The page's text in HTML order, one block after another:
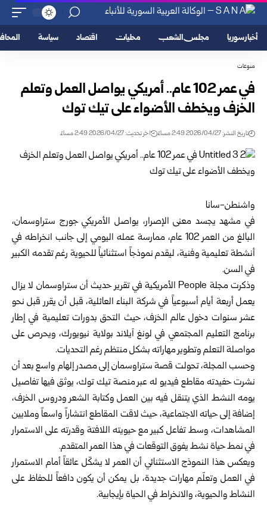
أخبار سوريا مجلس الشعب محليات اقتصاد سياسة
منوعات
في عمر 102 عام.. أمريكي يواصل العمل وتعلم
الخزف ويخطف الأضواء على تيك توك
تاريخ النشر: 2026/04/27 2:49 مساءً اخر تحديث: 2026/04/27 2:49 مساءً
واشنطن-سانا
في مشهد يجسد معنى الإصرار، يواصل الأمريكي جورج ستراوسمان،
البالغ من العمر 102 عام، ممارسة عمله اليومي إلى جانب انخراطه في
أنشطة تعليمية وفنية، ليقدم نموذجاً استثنائياً للحيوية رغم تقدمه الكبير
في السن.
وذكرت مجلة People الأمريكية في تقرير حديث أن ستراوسمان لا يزال
يعمل أربعة أيام أسبوعياً في شركة البناء العائلية، قبل أن يقرر قبل نحو
عشر سنوات دخول عالم الخزف، حيث التحق بدورات تعليمية في إطار
برنامج التعليم المجتمعي في لونغ آيلاند بولاية نيويورك، ويحرص على
مواصلة التعلم وتطوير مهاراته بشكل منتظم رغم التحديات.
وحسب المجلة، تحولت قصة ستراوسمان إلى مصدر إلهام واسع بعد أن
نشرت حفيدته مقاطع فيديو له عبر منصة تيك توك، يوثق فيها تفاصيل
يومه النشط الذي يتنقل فيه بين العمل وكتابة الشعر ودروس الخزف،
إضافة إلى حياته الاجتماعية، حيث لاقت المقاطع انتشاراً واسعاً وملايين
المشاهدات، وسط تفاعل كبير مع حيويته اللافتة وقدرته على الاستمرار
في نمط حياة نشط يفوق التوقعات في هذا العمر المتقدم.
ويعكس هذا النموذج الاستثنائي أن العمر لا يشكّل عائقاً أمام الاستمرار
في العمل وتعلّم مهارات جديدة، بل يمكن أن يكون دافعاً للحفاظ على
النشاط والحيوية، والانخراط في الحياة بإيجابية.